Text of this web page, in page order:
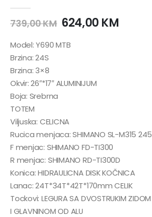
739,00KM 624,00 KM
Model: Y690 MTB
Brzina: 24S
Brzina: 3×8
Okvir: 26″*17″ ALUMINIJUM
Boja: Srebrna
TOTEM
Viljuska: CELICNA
Rucica menjaca: SHIMANO SL-M315 245
F menjac: SHIMANO FD-TI300
R menjac: SHIMANO RD-TI300D
Konica: HIDRAULICNA DISK KOČNICA
Lanac: 24T*34T*42T*170mm CELIK
Tockovi: LEGURA SA DVOSTRUKIM ZIDOM
I GLAVNINOM OD ALU